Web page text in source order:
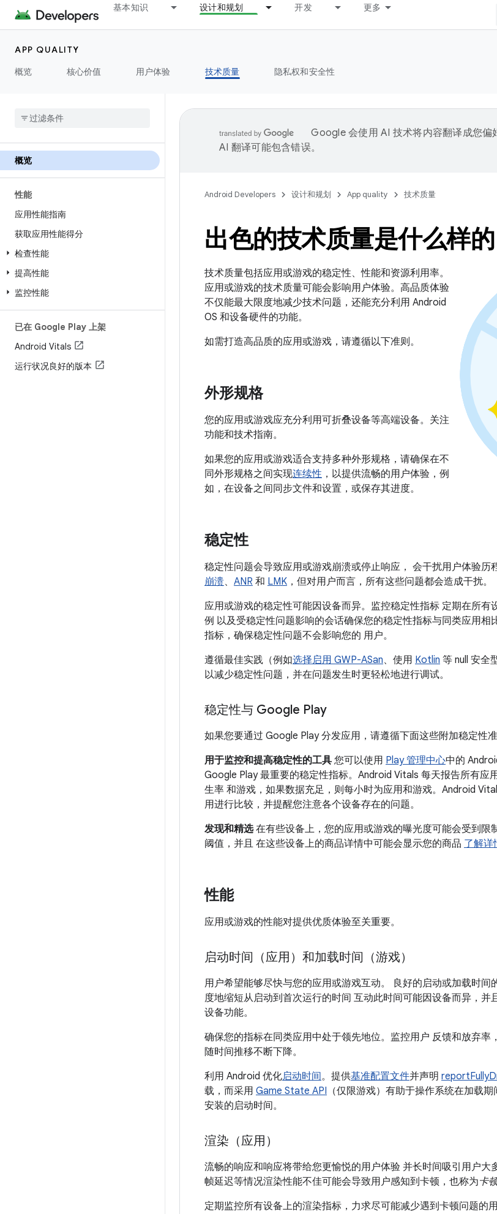
基本知识 设计和规划 开发 更多
APP QUALITY
概览
核心价值 用户体验 技术质量 隐私权和安全性
概览
性能
应用性能指南
获取应用性能得分
检查性能
提高性能
监控性能
已在 Google Play 上架
Android Vitals
运行状况良好的版本
Google 会使用 AI 技术将内容翻译成您偏
AI 翻译可能包含错误。
Android Developers 设计和规划 App quality 技术质量
出色的技术质量是什么样的
技术质量包括应用或游戏的稳定性、性能和资源利用率。
应用或游戏的技术质量可能会影响用户体验。高品质体验
不仅能最大限度地减少技术问题，还能充分利用 Android
OS 和设备硬件的功能。
如需打造高品质的应用或游戏，请遵循以下准则。
外形规格
您的应用或游戏应充分利用可折叠设备等高端设备。关注
功能和技术指南。
如果您的应用或游戏适合支持多种外形规格，请确保在不
同外形规格之间实现连续性 ，以提供流畅的用户体验，例
如，在设备之间同步文件和设置，或保存其进度。
稳定性
稳定性问题会导致应用或游戏崩溃或停止响应， 会干扰用户体验
崩溃、 ANR 和 LMK ，但对用户而言，所有这些问题都会造成干扰。
应用或游戏的稳定性可能因设备而异。监控稳定性指标 定期在所
例 以及受稳定性问题影响的会话确保您的稳定性指标与同类应用相
指标，确保稳定性问题不会影响您的 用户。
遵循最佳实践（例如选择启用 GWP-ASan、使用 Kotlin 等 null 安全
以减少稳定性问题，并在问题发生时更轻松地进行调试。
稳定性与 Google Play
如果您要通过 Google Play 分发应用，请遵循下面这些附加稳定性准
用于监控和提高稳定性的工具 您可以使用 Play 管理中心中的
Google Play 最重要的稳定性指标。Android Vitals 每天报告所有应
生率 和游戏，如果数据充足，则每小时为应用和游戏。Android
用进行比较，并提醒您注意各个设备存在的问题。
发现和精选在有些设备上，您的应用或游戏的曝光度可能会受到限
阈值，并且 在这些设备上的商品详情中可能会显示您的商品 了解详
性能
应用或游戏的性能对提供优质体验至关重要。
启动时间（应用）和加载时间（游戏）
用户希望能够尽快与您的应用或游戏互动。 良好的启动或加载时
度地缩短从启动到首次运行的时间 互动此时间可能因设备而异，
设备功能。
确保您的指标在同类应用中处于领先地位。监控用户 反馈和放弃
随时间推移不断下降。
利用 Android 优化启动时间。提供基准配置文件并声明
载，而采用 Game State API （仅限游戏）有助于操作系统在加载
安装的启动时间。
渲染（应用）
流畅的响应和响应将带给您更愉悦的用户体验 并长时间吸引用户
帧延迟等情况渲染性能不佳可能会导致用户感知到卡顿，也称为卡
定期监控所有设备上的渲染指标，力求尽可能减少遇到卡顿问题的